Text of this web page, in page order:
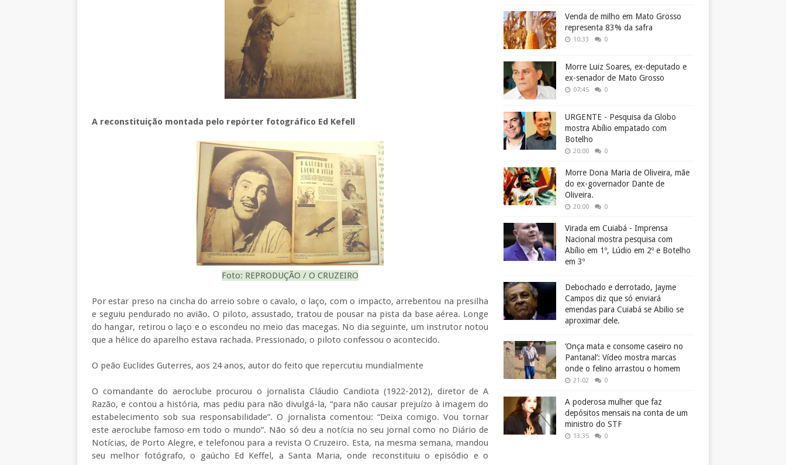
A reconstituição montada pelo repórter fotográfico Ed Kefell
Foto: REPRODUÇÃO / O CRUZEIRO
Por estar preso na cincha do arreio sobre o cavalo, o laço, com o impacto, arrebentou na presilha
e seguiu pendurado no avião. O piloto, assustado, tratou de pousar na pista da base aérea. Longe
do hangar, retirou o laço e o escondeu no meio das macegas. No dia seguinte, um instrutor notou
que a hélice do aparelho estava rachada. Pressionado, o piloto confessou o acontecido.
O peão Euclides Guterres, aos 24 anos, autor do feito que repercutiu mundialmente
O comandante do aeroclube procurou o jornalista Cláudio Candiota (1922-2012), diretor de A
Razão, e contou a história, mas pediu para não divulgá-la, “para não causar prejuízo à imagem do
estabelecimento sob sua responsabilidade”. O jornalista comentou: “Deixa comigo. Vou tornar
este aeroclube famoso em todo o mundo”. Não só deu a notícia no seu jornal como no Diário de
Notícias, de Porto Alegre, e telefonou para a revista O Cruzeiro. Esta, na mesma semana, mandou
seu melhor fotógrafo, o gaúcho Ed Keffel, a Santa Maria, onde reconstituiu o episódio e o
Venda de milho em Mato Grosso
representa 83% da safra
10:33 0
Morre Luiz Soares, ex-deputado e
ex-senador de Mato Grosso
07:45 0
URGENTE - Pesquisa da Globo
mostra Abílio empatado com
Botelho
20:00 0
Morre Dona Maria de Oliveira, mãe
do ex-governador Dante de
Oliveira.
20:00 0
Virada em Cuiabá - Imprensa
Nacional mostra pesquisa com
Abílio em 1º, Lúdio em 2º e Botelho
em 3º
Debochado e derrotado, Jayme
Campos diz que só enviará
emendas para Cuiabá se Abilio se
aproximar dele.
‘Onça mata e consome caseiro no
Pantanal’: Vídeo mostra marcas
onde o felino arrastou o homem
21:02 0
A poderosa mulher que faz
depósitos mensais na conta de um
ministro do STF
13:35 0